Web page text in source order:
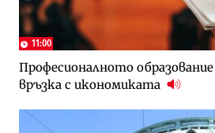
11:00
Професионалното образование
връзка с икономиката